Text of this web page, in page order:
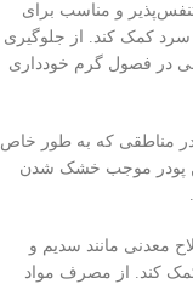
و مناسب برای
سرد کمک کند. از جلوگیری
در فصول گرم خودداری
در مناطقی که به طور خاص
پودر موجب خشک شدن
معدنی مانند سدیم و
کمک کند. از مصرف مواد